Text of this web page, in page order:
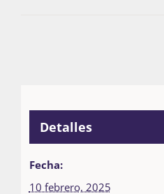
Detalles
Fecha:
10 febrero, 2025